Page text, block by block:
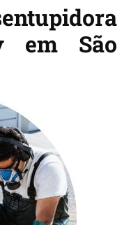
em São